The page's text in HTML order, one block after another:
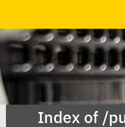
Index of /